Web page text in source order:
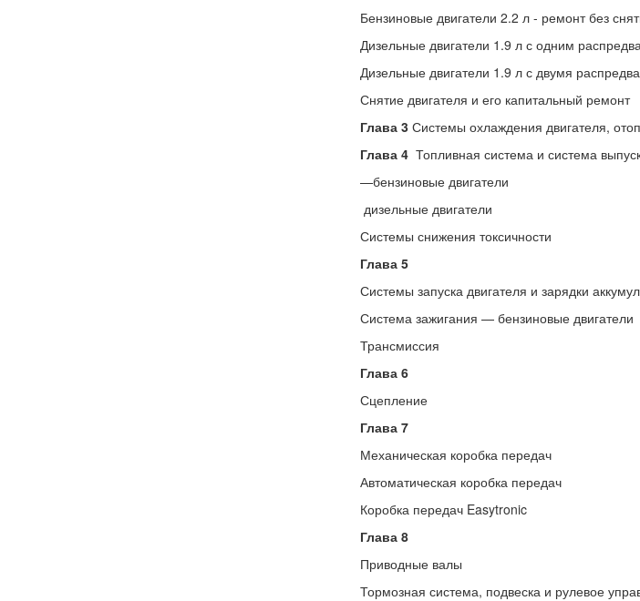
Бензиновые двигатели 2.2 л - ремонт без
Дизельные двигатели 1.9 л с одним
Дизельные двигатели 1.9 л с двумя
Снятие двигателя и его капитальный ремонт
Глава 3 Системы охлаждения двигателя,
Глава 4 Топливная система и система
—бензиновые двигатели
дизельные двигатели
Системы снижения токсичности
Глава 5
Системы запуска двигателя и зарядки
Система зажигания — бензиновые двигатели
Трансмиссия
Глава 6
Сцепление
Глава 7
Механическая коробка передач
Автоматическая коробка передач
Коробка передач Easytronic
Глава 8
Приводные валы
Тормозная система, подвеска и рулевое